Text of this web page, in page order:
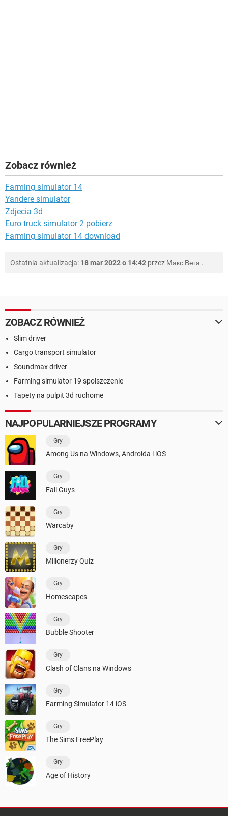
Zobacz również
Farming simulator 14
Yandere simulator
Zdjecia 3d
Euro truck simulator 2 pobierz
Farming simulator 14 download
Ostatnia aktualizacja: 18 mar 2022 o 14:42 przez Макс Вега .
ZOBACZ RÓWNIEŻ
Slim driver
Cargo transport simulator
Soundmax driver
Farming simulator 19 spolszczenie
Tapety na pulpit 3d ruchome
NAJPOPULARNIEJSZE PROGRAMY
Gry
Among Us na Windows, Androida i iOS
Gry
Fall Guys
Gry
Warcaby
Gry
Milionerzy Quiz
Gry
Homescapes
Gry
Bubble Shooter
Gry
Clash of Clans na Windows
Gry
Farming Simulator 14 iOS
Gry
The Sims FreePlay
Gry
Age of History